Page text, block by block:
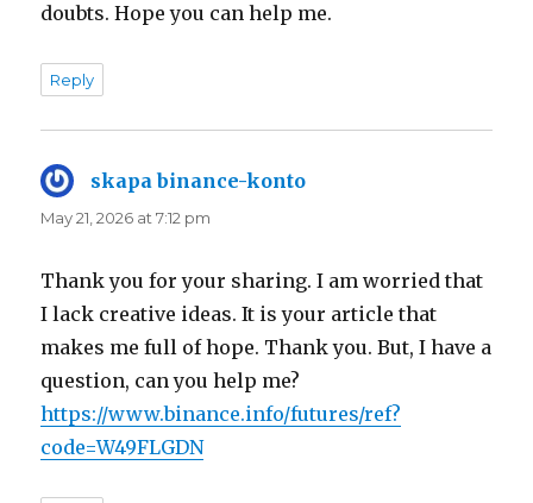
doubts. Hope you can help me.
Reply
skapa binance-konto
May 21, 2026 at 7:12 pm
Thank you for your sharing. I am worried that
I lack creative ideas. It is your article that
makes me full of hope. Thank you. But, I have a
question, can you help me?
https://www.binance.info/futures/ref?
code=W49FLGDN